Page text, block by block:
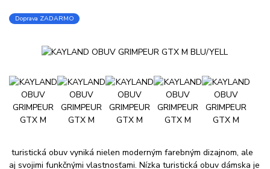
Doprava ZADARMO
turistická obuv vyniká nielen moderným farebným dizajnom, ale
aj svojimi funkčnými vlastnosťami. Nízka turistická obuv dámska je